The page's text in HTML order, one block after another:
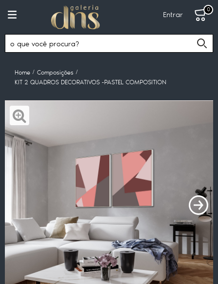
Entrar
0
Home
Composições
KIT 2 QUADROS DECORATIVOS -PASTEL COMPOSITION